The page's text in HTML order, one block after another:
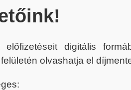
előfizetéseit digitális
olvashatja el